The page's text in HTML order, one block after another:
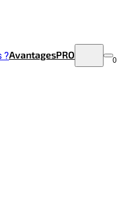
?AvantagesPRO 0